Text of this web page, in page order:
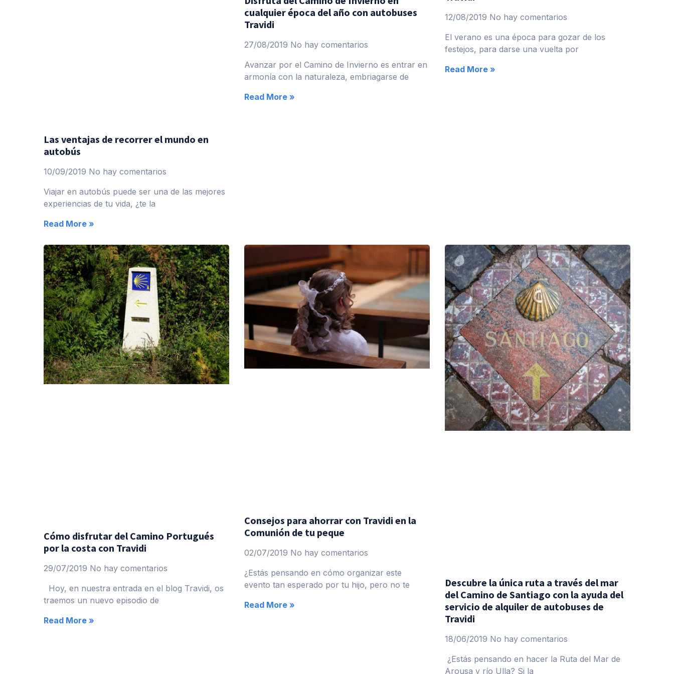
Las ventajas de recorrer el mundo en
autobús
10/09/2019 No hay comentarios
Viajar en autobús puede ser una de las mejores
experiencias de tu vida, ¿te la
Read More »
cualquier época del año con autobuses
Travidi
27/08/2019 No hay comentarios
Avanzar por el Camino de Invierno es entrar en
armonía con la naturaleza, embriagarse de
Read More »
12/08/2019 No hay comentarios
El verano es una época para gozar de los
festejos, para darse una vuelta por
Read More »
Cómo disfrutar del Camino Portugués
por la costa con Travidi
29/07/2019 No hay comentarios
Hoy, en nuestra entrada en el blog Travidi, os
traemos un nuevo episodio de
Read More »
Consejos para ahorrar con Travidi en la
Comunión de tu peque
02/07/2019 No hay comentarios
¿Estás pensando en cómo organizar este
evento tan esperado por tu hijo, pero no te
Read More »
Descubre la única ruta a través del mar
del Camino de Santiago con la ayuda del
servicio de alquiler de autobuses de
Travidi
18/06/2019 No hay comentarios
¿Estás pensando en hacer la Ruta del Mar de
Arousa y río Ulla? Si la